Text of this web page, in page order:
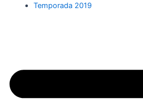
Temporada 2019